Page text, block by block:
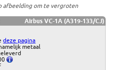
afbeelding om te vergroten
Airbus VC-1A (A319-133/CJ)
deze pagina
metaal